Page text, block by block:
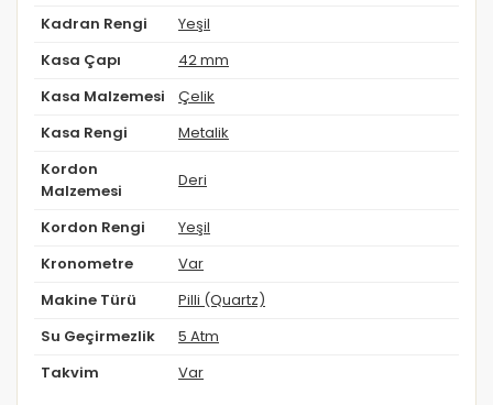
Kadran Rengi Yeşil
Kasa Çapı 42 mm
Kasa Malzemesi Çelik
Kasa Rengi Metalik
Kordon
Malzemesi
Deri
Kordon Rengi Yeşil
Kronometre Var
Makine Türü Pilli (Quartz)
Su Geçirmezlik 5 Atm
Takvim Var